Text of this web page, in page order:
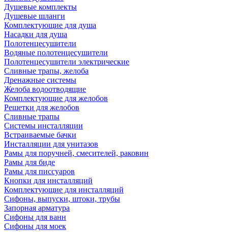
Душевые комплекты
Душевые шланги
Комплектующие для душа
Насадки для душа
Полотенцесушители
Водяные полотенцесушители
Полотенцесушители электрические
Сливные трапы, желоба
Дренажные системы
Желоба водоотводящие
Комплектующие для желобов
Решетки для желобов
Сливные трапы
Системы инсталляции
Встраиваемые бачки
Инсталляции для унитазов
Рамы для поручней, смесителей, раковин
Рамы для биде
Рамы для писсуаров
Кнопки для инсталляций
Комплектующие для инсталляций
Сифоны, выпуски, штоки, трубы
Запорная арматура
Сифоны для ванн
Сифоны для моек